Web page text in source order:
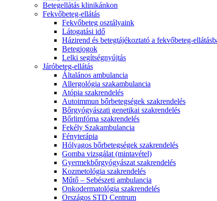
Betegellátás klinikánkon
Fekvőbeteg-ellátás
Fekvőbeteg osztályaink
Látogatási idő
Házirend és betegtájékoztató a fekvőbeteg-
Betegjogok
Lelki segítségnyújtás
Járóbeteg-ellátás
Általános ambulancia
Allergológia szakambulancia
Atópia szakrendelés
Autoimmun bőrbetegségek szakrendelés
Bőrgyógyászati genetikai szakrendelés
Bőrlimfóma szakrendelés
Fekély Szakambulancia
Fényterápia
Hólyagos bőrbetegségek szakrendelés
Gomba vizsgálat (mintavétel)
Gyermekbőrgyógyászat szakrendelés
Kozmetológia szakrendelés
Műtő – Sebészeti ambulancia
Onkodermatológia szakrendelés
Országos STD Centrum